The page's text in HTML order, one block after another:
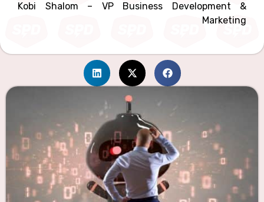
Kobi Shalom – VP Business Development &
Marketing